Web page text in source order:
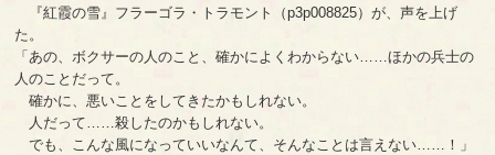
『紅霞の雪』フラーゴラ・トラモント（p3p008825）が、声を上げ
た。
「あの、ボクサーの人のこと、確かによくわからない……ほかの兵士の
人のことだって。
確かに、悪いことをしてきたかもしれない。
人だって……殺したのかもしれない。
でも、こんな風になっていいなんて、そんなことは言えない……！」